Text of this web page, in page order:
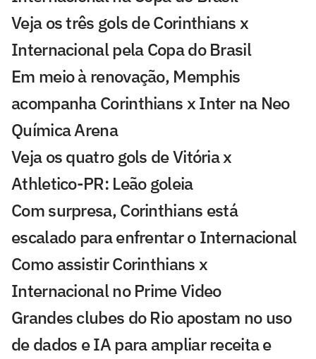
Veja os três gols de Corinthians x
Internacional pela Copa do Brasil
Em meio à renovação, Memphis
acompanha Corinthians x Inter na Neo
Química Arena
Veja os quatro gols de Vitória x
Athletico-PR: Leão goleia
Com surpresa, Corinthians está
escalado para enfrentar o Internacional
Como assistir Corinthians x
Internacional no Prime Video
Grandes clubes do Rio apostam no uso
de dados e IA para ampliar receita e